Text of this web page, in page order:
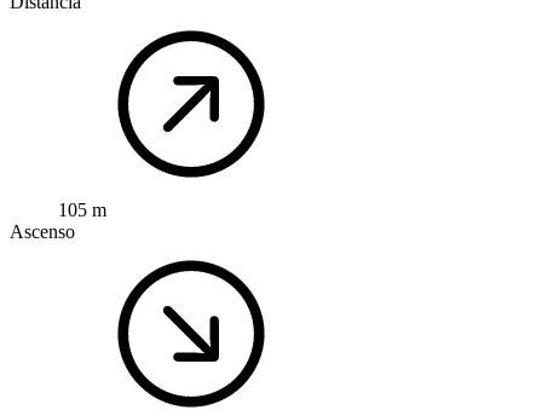
105 m
Ascenso